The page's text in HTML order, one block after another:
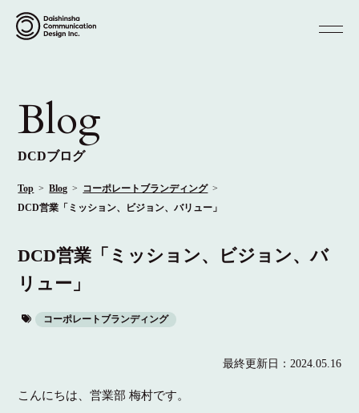
Blog
DCDブログ
Top Blog
コーポレートブランディング
DCD営業「ミッション、ビジョン、バリュー」
DCD営業「ミッション、ビジョン、バ
リュー」
コーポレートブランディング
最終更新日： 2024.05.16
こんにちは、営業部 梅村です。